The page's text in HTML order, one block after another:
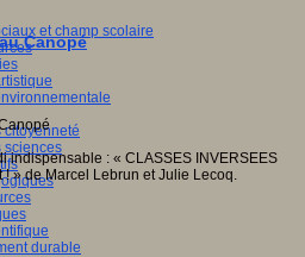
et champ scolaire
citoyenneté
sciences
durable
Canopé
indispensable : « CLASSES INVERSEES
» de Marcel Lebrun et Julie Lecoq.